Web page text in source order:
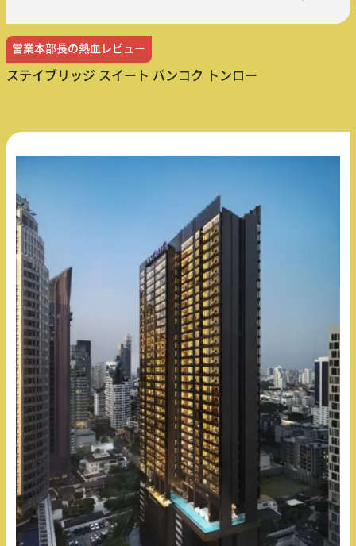
営業本部長の熱血レビュー
ステイブリッジ スイート バンコク トンロー